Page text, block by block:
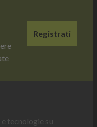
Registrati
tecnologie su